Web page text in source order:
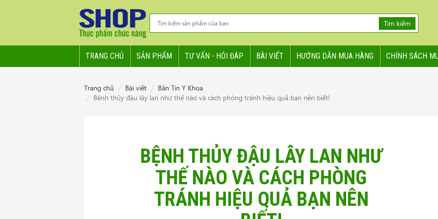
Tìm kiếm
TRANG CHỦ SẢN PHẨM TƯ VẤN - HỎI ĐÁP BÀI VIẾT HƯỚNG DẪN MUA HÀNG CHÍNH SÁCH
Trang chủ Bài viết
Bản Tin Y Khoa
Bệnh thủy đậu lây lan như thế nào và cách phòng tránh hiệu quả bạn nên biết!
BỆNH THỦY ĐẬU LÂY LAN NHƯ
THẾ NÀO VÀ CÁCH PHÒNG
TRÁNH HIỆU QUẢ BẠN NÊN